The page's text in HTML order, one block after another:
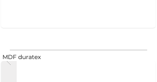
MDF duratex